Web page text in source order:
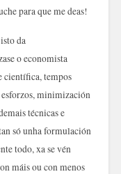
para que me deas!
da
o economista
científica, tempos
minimización
técnicas e
só unha formulación
todo, xa se vén
máis ou con menos